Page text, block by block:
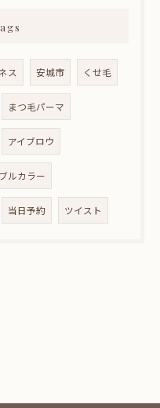
ス 安城市 くせ毛
まつ毛パーマ
アイブロウ
ルカラー
当日予約 ツイスト